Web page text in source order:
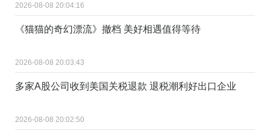
2026-08-08 20:04:16
《猫猫的奇幻漂流》撤档 美好相遇值得等待
2026-08-08 20:03:43
多家A股公司收到美国关税退款 退税潮利好出口企业
2026-08-08 20:02:50